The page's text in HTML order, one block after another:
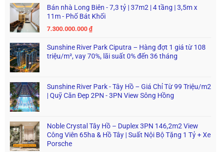
Bán nhà Long Biên - 7,3 tỷ | 37m2 | 4 tầng | 3,5m x
11m - Phố Bát Khối
7.300.000.000 ₫
Sunshine River Park Ciputra – Hàng đợt 1 giá từ 108
triệu/m², vay 70%, lãi suất 0% đến 36 tháng
Sunshine River Park - Tây Hồ – Giá Chỉ Từ 99 Triệu/m2
| Quỹ Căn Đẹp 2PN - 3PN View Sông Hồng
Noble Crystal Tây Hồ – Duplex 3PN 146,2m2 View
Công Viên 65ha & Hồ Tây | Suất Nội Bộ Tặng 1 Tỷ + Xe
Porsche